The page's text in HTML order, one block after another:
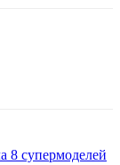
8 супермоделей